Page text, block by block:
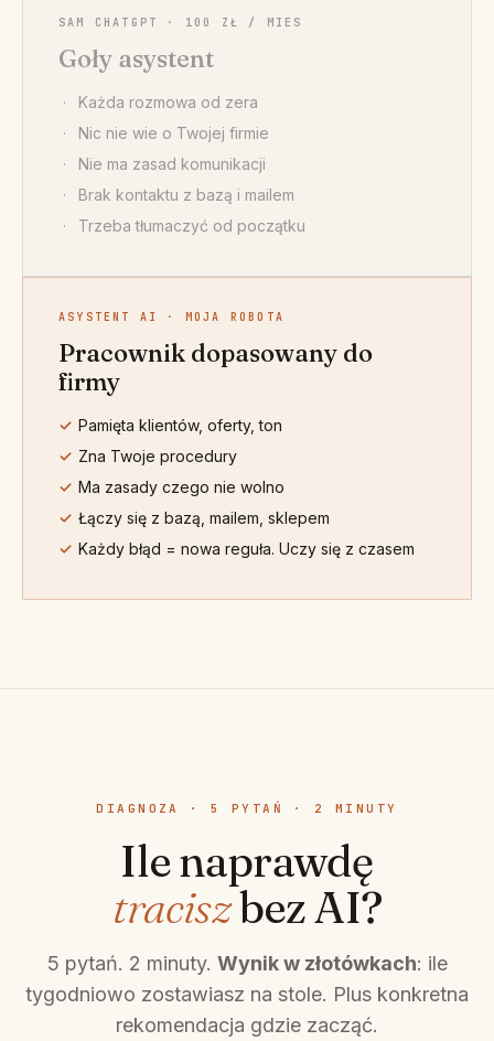
SAM CHATGPT · 100 ZŁ / MIES
Goły asystent
Każda rozmowa od zera
Nic nie wie o Twojej firmie
Nie ma zasad komunikacji
Brak kontaktu z bazą i mailem
Trzeba tłumaczyć od początku
ASYSTENT AI · MOJA ROBOTA
Pracownik dopasowany do
firmy
Pamięta klientów, oferty, ton
Zna Twoje procedury
Ma zasady czego nie wolno
Łączy się z bazą, mailem, sklepem
Każdy błąd = nowa reguła. Uczy się z czasem
DIAGNOZA · 5 PYTAŃ · 2 MINUTY
Ile naprawdę
traciszbez AI?
5 pytań. 2 minuty. Wynik w złotówkach: ile
tygodniowo zostawiasz na stole. Plus konkretna
rekomendacja gdzie zacząć.